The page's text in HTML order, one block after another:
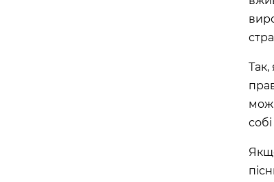
вулиця Василя Липківського, 1 А, Київ,
APOLLO NEXT 030 (ТЦ
APOLLO NEXT 031 (ТЦ
бульвар Миколи Руденка, 14М, Київ,
APOLLO NEXT 032 (ТЦ
вулиця Самійла Кішки, 7, Київ, Україна
APOLLO NEXT 038 (ТЦ DOMA